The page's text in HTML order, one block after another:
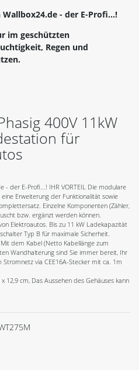
- der E-Profi...!
im geschützten
Regen und
400V 11kW
für
- der E-Profi...! IHR VORTEIL Die modulare
Erweiterung der Funktionalität sowie
Einzelne Komponenten (Zähler,
bzw. ergänzt werden können.
Elektroautos. Bis zu 11 kW Ladekapazität
Typ B für maximale Sicherheit.
dem Kabel (Netto Kabellänge zum
Wandhalterung sind Sie immer bereit, Ihr
via CEE16A-Stecker mit ca. 1m
12,9 cm, Das Aussehen des Gehäuses kann